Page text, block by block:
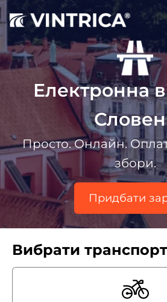
Електронна
Просто. Онлайн.
збори.
Придбати
Вибрати